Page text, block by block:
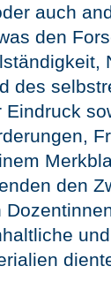
auch
den
des
den